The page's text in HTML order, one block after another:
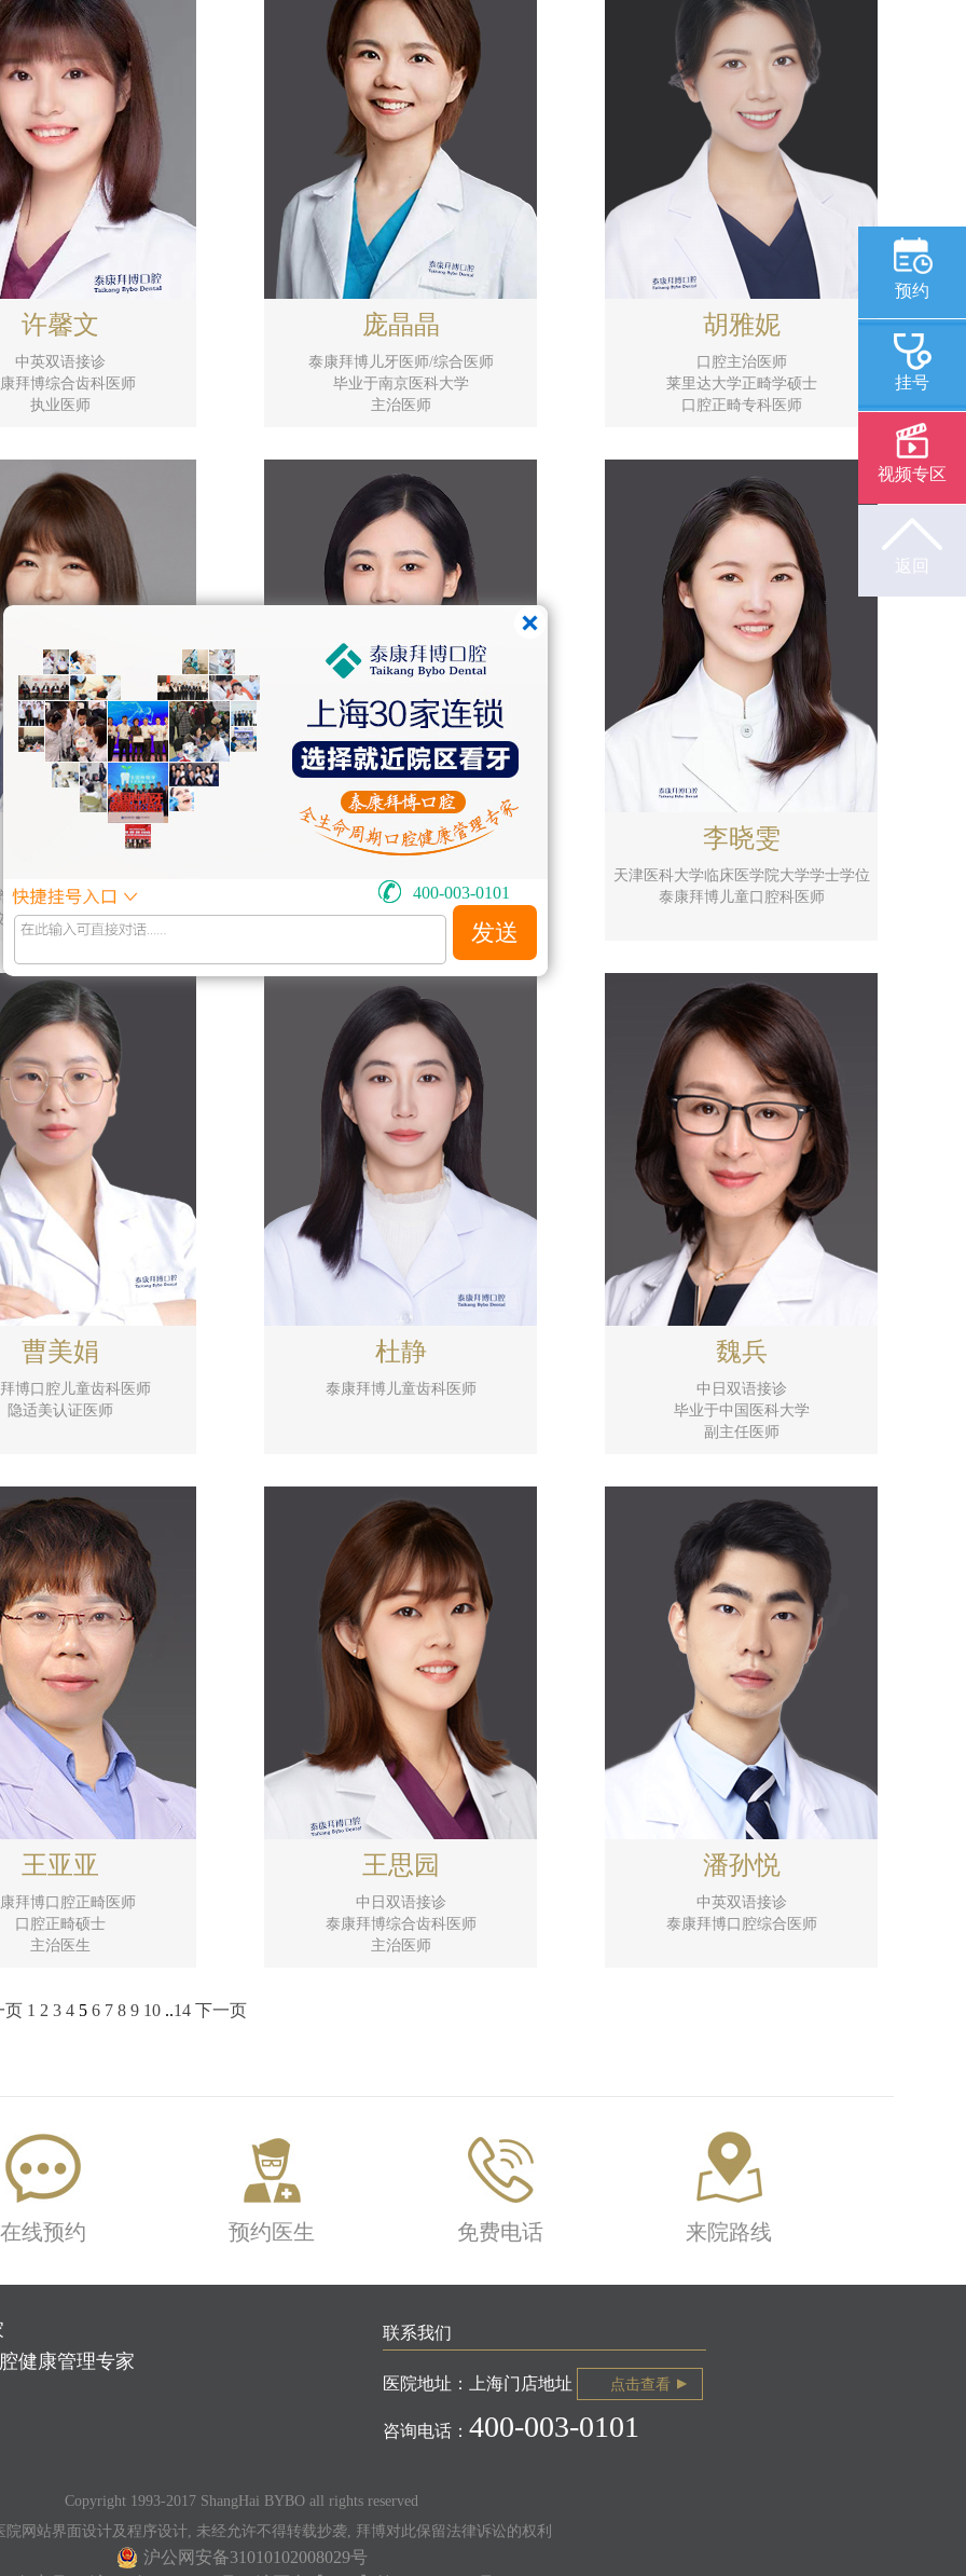
许馨文
中英双语接诊
拜博综合齿科医师
执业医师
庞晶晶
泰康拜博儿牙医师/综合医师
毕业于南京医科大学
主治医师
胡雅妮
口腔主治医师
莱里达大学正畸学硕士
口腔正畸专科医师
大学口腔医学院学士
通大学口腔医学院硕士
张咏
泰康拜博儿牙医师
隐适美认证医师
李晓雯
天津医科大学临床医学院大学学士学位
泰康拜博儿童口腔科医师
曹美娟
博口腔儿童齿科医师
隐适美认证医师
杜静
泰康拜博儿童齿科医师
魏兵
中日双语接诊
毕业于中国医科大学
副主任医师
王亚亚
拜博口腔正畸医师
口腔正畸硕士
主治医生
王思园
中日双语接诊
泰康拜博综合齿科医师
主治医师
潘孙悦
中英双语接诊
泰康拜博口腔综合医师
页 1 2 3 4 5 6 7 8 9 10 ..14 下一页
在线预约 预约医生 免费电话 来院路线
健康管理专家
联系我们
医院地址：上海门店地址 点击查看
咨询电话： 400-003-0101
Copyright 1993-2017 ShangHai BYBO all rights reserved
院网站界面设计及程序设计, 未经允许不得转载抄袭, 拜博对此保留法律诉讼的权利
沪公网安备31010102008029号
400-003-0101
发送
预约
挂号
视频专区
返回